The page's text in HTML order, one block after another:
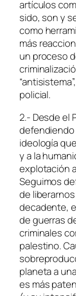
artículos
sido, son y
como
más
un proceso
policial.
2.- Desde el
defendiendo
ideología
y a la
explotación
Seguimos
de
decadente,
de guerras
criminales
palestino.
planeta a
es más